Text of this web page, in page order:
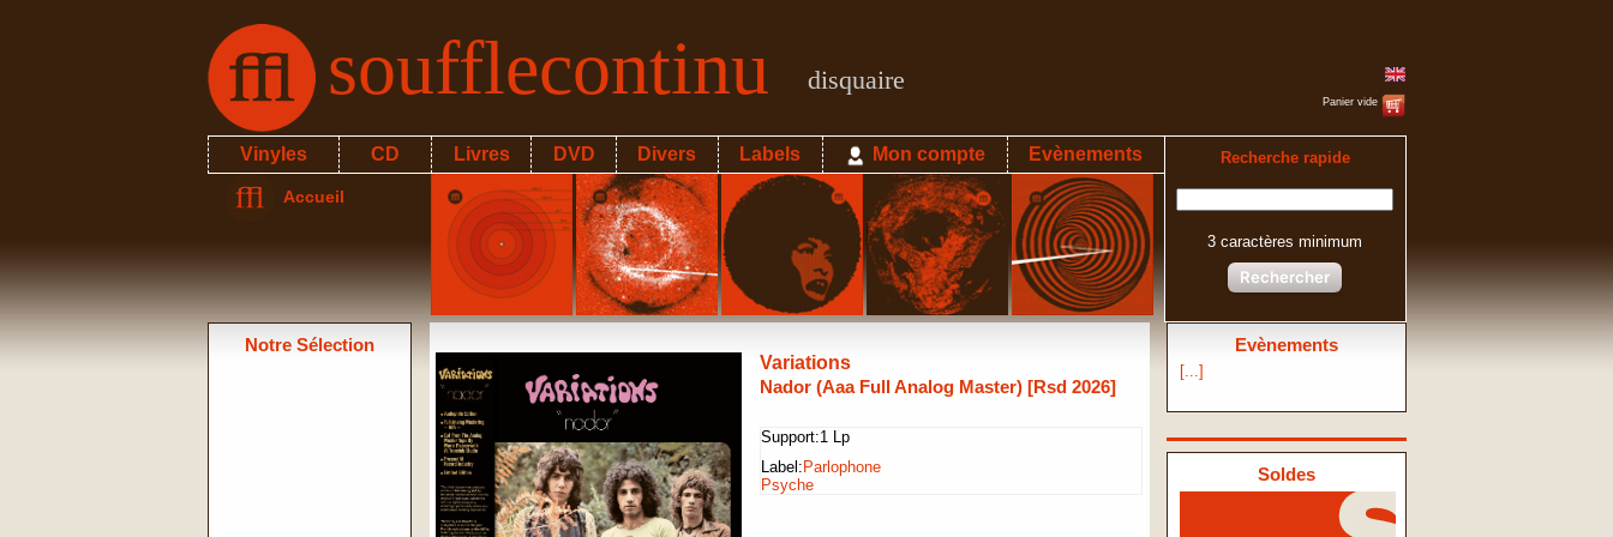
soufflecontinu disquaire
Panier vide
Vinyles CD Livres DVD Divers Labels Mon compte Evènements Recherche rapide
3 caractères minimum
Rechercher
Accueil
Evènements
[...]
Soldes
Notre Sélection
Variations
Nador (Aaa Full Analog Master) [Rsd 2026]
Support:1 Lp
Label: Parlophone
Psyche